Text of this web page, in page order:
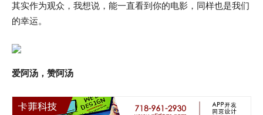
其实作为观众，我想说，能一直看到你的电影，同样也是我们
的幸运。
爱阿汤，赞阿汤